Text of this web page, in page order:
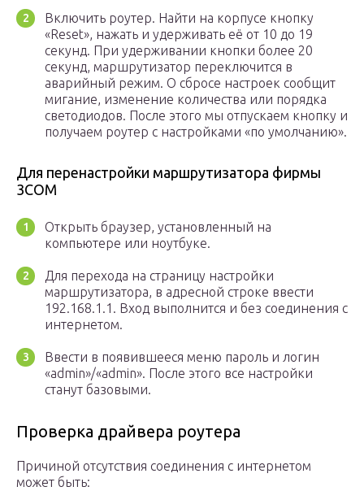
Включить роутер. Найти на корпусе кнопку
«Reset», нажать и удерживать её от 10 до 19
секунд. При удерживании кнопки более 20
секунд, маршрутизатор переключится в
аварийный режим. О сбросе настроек сообщит
мигание, изменение количества или порядка
светодиодов. После этого мы отпускаем кнопку и
получаем роутер с настройками «по умолчанию».
Для перенастройки маршрутизатора фирмы
3COM
Открыть браузер, установленный на
компьютере или ноутбуке.
Для перехода на страницу настройки
маршрутизатора, в адресной строке ввести
192.168.1.1. Вход выполнится и без соединения с
интернетом.
Ввести в появившееся меню пароль и логин
«admin»/«admin». После этого все настройки
станут базовыми.
Проверка драйвера роутера
Причиной отсутствия соединения с интернетом
может быть: